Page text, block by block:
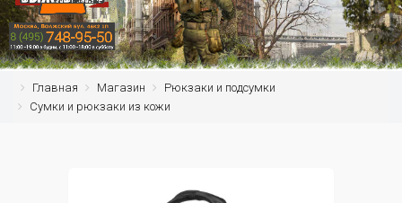
Главная Магазин
Рюкзаки и подсумки
Сумки и рюкзаки из кожи